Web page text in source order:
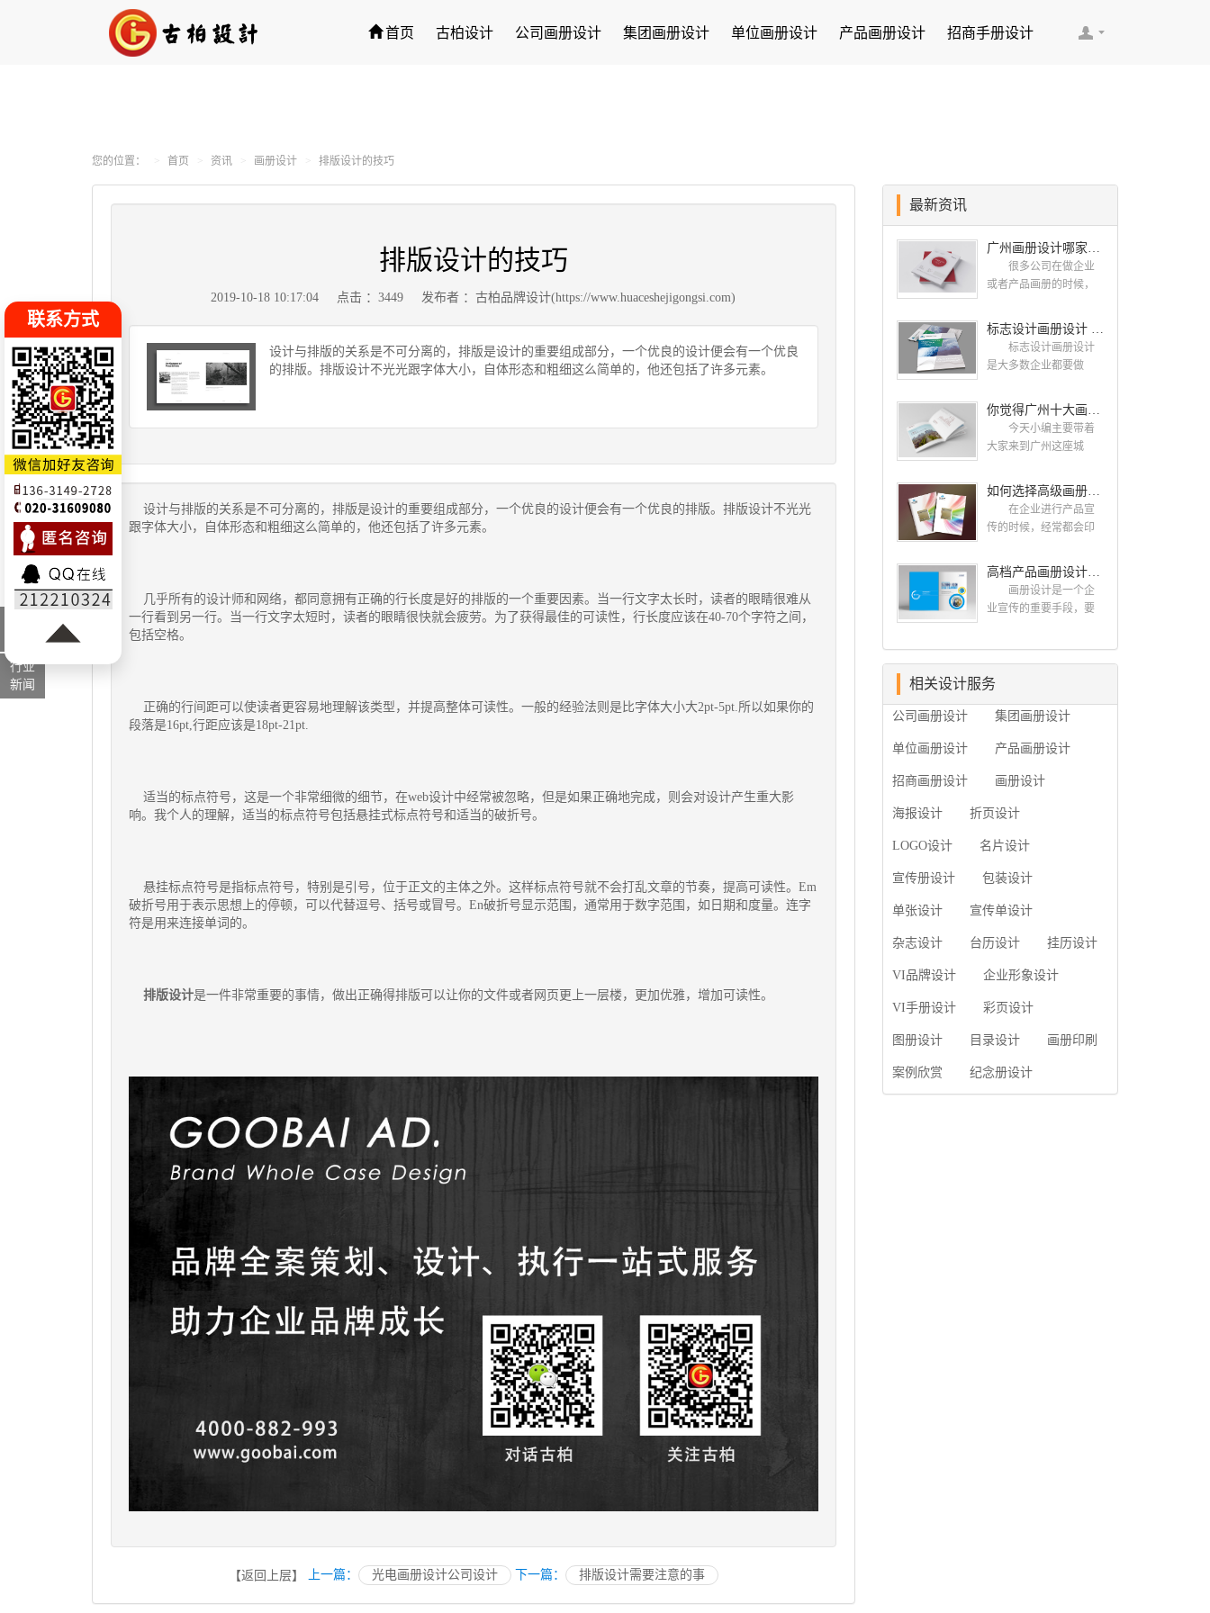
首页 古柏设计 公司画册设计 集团画册设计 单位画册设计 产品画册设计 招商手册设计
您的位置： 首页 资讯 画册设计 排版设计的技巧
排版设计的技巧
2019-10-18 10:17:04 点击 ：3449 发布者 ：古柏品牌设计(https://www.huaceshejigongsi.com)
设计与排版的关系是不可分离的，排版是设计的重要组成部分，一个优良的设计便会有一个优良
的排版。排版设计不光光跟字体大小，自体形态和粗细这么简单的，他还包括了许多元素。
设计与排版的关系是不可分离的，排版是设计的重要组成部分，一个优良的设计便会有一个优良的排版。排版设计不光光
跟字体大小，自体形态和粗细这么简单的，他还包括了许多元素。
几乎所有的设计师和网络，都同意拥有正确的行长度是好的排版的一个重要因素。当一行文字太长时，读者的眼睛很难从
一行看到另一行。当一行文字太短时，读者的眼睛很快就会疲劳。为了获得最佳的可读性，行长度应该在40-70个字符之间，
包括空格。
正确的行间距可以使读者更容易地理解该类型，并提高整体可读性。一般的经验法则是比字体大小大2pt-5pt.所以如果你的
段落是16pt,行距应该是18pt-21pt.
适当的标点符号，这是一个非常细微的细节，在web设计中经常被忽略，但是如果正确地完成，则会对设计产生重大影
响。我个人的理解，适当的标点符号包括悬挂式标点符号和适当的破折号。
悬挂标点符号是指标点符号，特别是引号，位于正文的主体之外。这样标点符号就不会打乱文章的节奏，提高可读性。Em
破折号用于表示思想上的停顿，可以代替逗号、括号或冒号。En破折号显示范围，通常用于数字范围，如日期和度量。连字
符是用来连接单词的。
排版设计是一件非常重要的事情，做出正确得排版可以让你的文件或者网页更上一层楼，更加优雅，增加可读性。
【返回上层】 上一篇： 光电画册设计公司设计 下一篇： 排版设计需要注意的事
最新资讯
广州画册设计哪家公司好？我们推荐古柏品牌设计
很多公司在做企业
或者产品画册的时候，
公司，这样设计出来的
画册，才能让人眼前一
亮，才能够给公司带来
计找哪家公司。 广
州画册设计哪家公司
好？本地人都会选择古
柏品牌设计有限公司成
立于2004年，是由一群
专业、独特的IT精英组
贴网络时代的发展潮
流，对中国网络应用的
现状和趋势有很深的...
标志设计画册设计 对标志设计有哪些原则呢？
标志设计画册设计
是大多数企业都要做
一个企业的门面形象，
而画册就是作为宣传，
把企业的形象和活动更
不能缺少的。标志设计
画册设计 简练、概
括、完美!即要成功到几
案的程度是我们的目
标，其难度比之其它任
何艺术设计都要大得
循以下的原则： 1.详
的、适用范畴并深刻...
你觉得广州十大画册设计公司的排名真的重要吗？
今天小编主要带着
大家来到广州这座城
设计公司是那些?古柏品
牌提供画册设计，宣传
册设计,排版设计，画册
广州集团/单位/产品/目录
画册设计/印刷公司。相
信不少喜欢设计的小伙
古柏设计 古柏品牌
设计系品牌策划与推
面设计、产品包装设
站建设与推广的专业...
如何选择高级画册设计公司 怎么制作高级企业画册
在企业进行产品宣
传的时候，经常都会印
要找一家出色的画册制
作公司。下面古柏品牌
设计就给大家说说如何
画册?高级画册设计公
册设计公司 首先是
员工的能力是否过硬。
这包括调研人员观察捕
捉信息、与企业顺利沟
能力;摄影人员拍摄出真
片的能力;设计人员高水
作软件，深谙画册设...
高档产品画册设计的有哪些小技巧
画册设计是一个企
业宣传的重要手段，要
示企业品牌形象。高档
产品画册设计有哪些小
古柏品牌设计怎么说!高
高档产品画册设计要注
关注 现在企业都在
使用产品画册来进行市
设计就应该更多的重视
一个成功的高档产品画
司的企业精神、核心理
相关设计服务
公司画册设计 集团画册设计
单位画册设计 产品画册设计
招商画册设计 画册设计
海报设计 折页设计
LOGO设计 名片设计
宣传册设计 包装设计
单张设计 宣传单设计
杂志设计 台历设计 挂历设计
VI品牌设计 企业形象设计
VI手册设计 彩页设计
图册设计 目录设计 画册印刷
案例欣赏 纪念册设计
联系方式
行业
新闻